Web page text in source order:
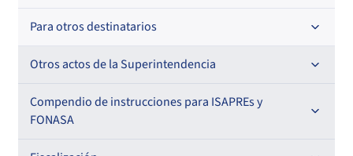
Circulares
Circulares internas
Resoluciones
Para otros destinatarios
Circulares
Otros actos de la Superintendencia
Antecedentes preparatorios de normas que afecten a
EMT Ley N° 20.416
Compendio de instrucciones para ISAPREs y
FONASA